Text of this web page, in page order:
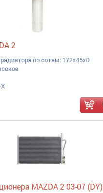
2
по сотам: 172x45x0
MAZDA 2 03-07 (DY)